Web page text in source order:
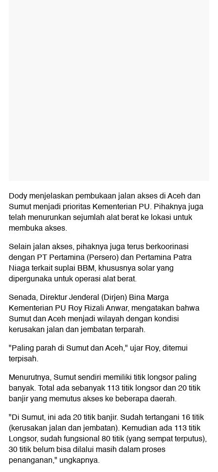
Dody menjelaskan pembukaan jalan akses di Aceh dan
Sumut menjadi prioritas Kementerian PU. Pihaknya juga
telah menurunkan sejumlah alat berat ke lokasi untuk
membuka akses.
Selain jalan akses, pihaknya juga terus berkoorinasi
dengan PT Pertamina (Persero) dan Pertamina Patra
Niaga terkait suplai BBM, khususnya solar yang
dipergunaka untuk operasi alat berat.
Senada, Direktur Jenderal (Dirjen) Bina Marga
Kementerian PU Roy Rizali Anwar, mengatakan bahwa
Sumut dan Aceh menjadi wilayah dengan kondisi
kerusakan jalan dan jembatan terparah.
"Paling parah di Sumut dan Aceh," ujar Roy, ditemui
terpisah.
Menurutnya, Sumut sendiri memiliki titik longsor paling
banyak. Total ada sebanyak 113 titik longsor dan 20 titik
banjir yang memutus akses ke beberapa daerah.
"Di Sumut, ini ada 20 titik banjir. Sudah tertangani 16 titik
(kerusakan jalan dan jembatan). Kemudian ada 113 titik
Longsor, sudah fungsional 80 titik (yang sempat terputus),
30 titik belum bisa dilalui masih dalam proses
penanganan," ungkapnya.